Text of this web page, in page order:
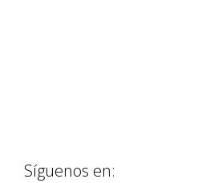
Síguenos en: